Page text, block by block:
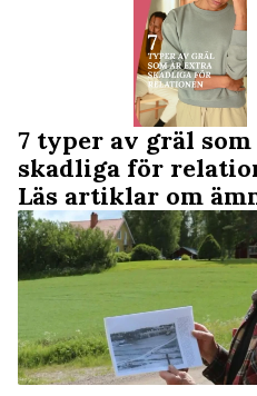
7 typer av gräl
skadliga för
Läs artiklar om